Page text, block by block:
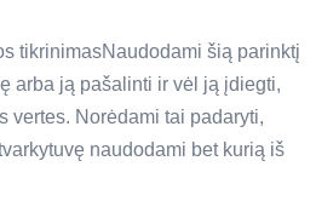
tikrinimasNaudodami šią parinktį
arba ją pašalinti ir vėl ją įdiegti,
vertes. Norėdami tai padaryti,
naudodami bet kurią iš